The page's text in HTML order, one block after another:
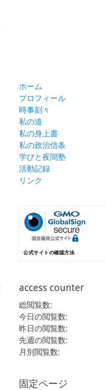
ホーム
プロフィール
時事刻々
私の道
私の身上書
私の政治信条
学びと夜間塾
活動記録
リンク
公式サイトの確認方法
access counter
総閲覧数:
今日の閲覧数:
昨日の閲覧数:
先週の閲覧数:
月別閲覧数:
固定ページ